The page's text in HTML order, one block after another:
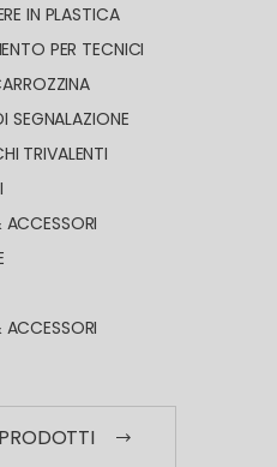
IN PLASTICA
PER TECNICI
SEGNALAZIONE
TRIVALENTI